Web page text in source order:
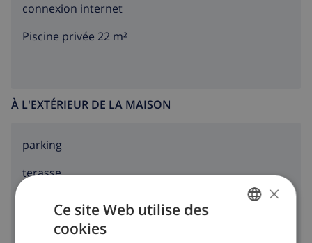
connexion internet
Piscine privée 22 m²
À L'EXTÉRIEUR DE LA MAISON
parking
terasse
barbecue
×
Ce site Web utilise des
cookies